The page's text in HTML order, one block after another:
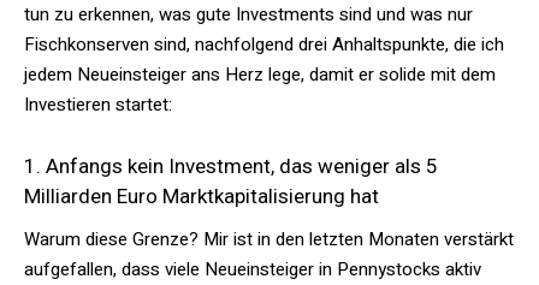
tun zu erkennen, was gute Investments sind und was nur
Fischkonserven sind, nachfolgend drei Anhaltspunkte, die ich
jedem Neueinsteiger ans Herz lege, damit er solide mit dem
Investieren startet:
1. Anfangs kein Investment, das weniger als 5
Milliarden Euro Marktkapitalisierung hat
Warum diese Grenze? Mir ist in den letzten Monaten verstärkt
aufgefallen, dass viele Neueinsteiger in Pennystocks aktiv